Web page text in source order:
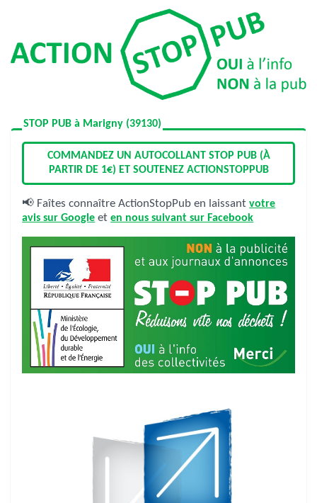
STOP PUB à Marigny (39130)
COMMANDEZ UN AUTOCOLLANT STOP PUB (À
PARTIR DE 1€) ET SOUTENEZ ACTIONSTOPPUB
📢 Faîtes connaître ActionStopPub en laissantvotre
avis sur Google eten nous suivant sur Facebook